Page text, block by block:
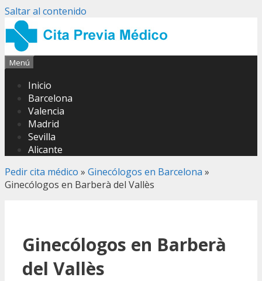
Saltar al contenido
Menú
Inicio
Barcelona
Valencia
Madrid
Sevilla
Alicante
Pedir cita médico » Ginecólogos en Barcelona »
Ginecólogos en Barberà del Vallès
Ginecólogos en Barberà
del Vallès